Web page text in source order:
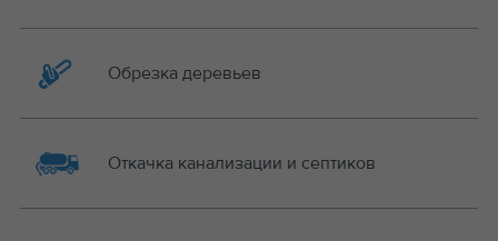
Обрезка деревьев
Откачка канализации и септиков